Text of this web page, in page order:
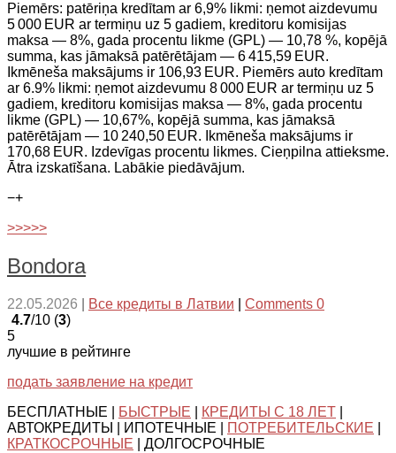
Piemērs: patēriņa kredītam ar 6,9% likmi: ņemot aizdevumu
5 000 EUR ar termiņu uz 5 gadiem, kreditoru komisijas
maksa — 8%, gada procentu likme (GPL) — 10,78 %, kopējā
summa, kas jāmaksā patērētājam — 6 415,59 EUR.
Ikmēneša maksājums ir 106,93 EUR. Piemērs auto kredītam
ar 6.9% likmi: ņemot aizdevumu 8 000 EUR ar termiņu uz 5
gadiem, kreditoru komisijas maksa — 8%, gada procentu
likme (GPL) — 10,67%, kopējā summa, kas jāmaksā
patērētājam — 10 240,50 EUR. Ikmēneša maksājums ir
170,68 EUR. Izdevīgas procentu likmes. Cieņpilna attieksme.
Ātra izskatīšana. Labākie piedāvājum.
−+
>>>>>
Bondora
22.05.2026 Все кредиты в Латвии
Comments 0
4.7/10 (3)
5
лучшие в рейтинге
подать заявление на кредит
БЕСПЛАТНЫЕ |
БЫСТРЫЕ КРЕДИТЫ С 18 ЛЕТ
АВТОКРЕДИТЫ | ИПОТЕЧНЫЕ |
ПОТРЕБИТЕЛЬСКИЕ
КРАТКОСРОЧНЫЕ | ДОЛГОСРОЧНЫЕ